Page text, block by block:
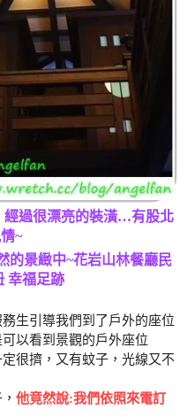
經過很漂亮的裝潢…有股北
~
生引導我們到了戶外的座位
以看到景觀的戶外座位
很擠，又有蚊子，光線又不
他竟然說:我們依照來電訂